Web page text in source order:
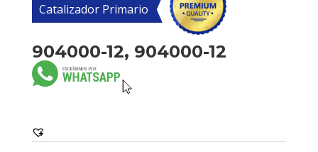
Catalizador Primario
904000-12, 904000-12